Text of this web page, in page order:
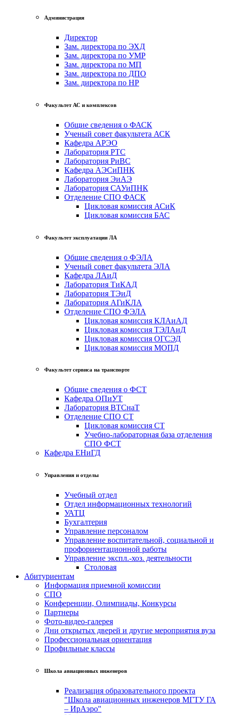
Администрация
Директор
Зам. директора по ЭХД
Зам. директора по УМР
Зам. директора по МП
Зам. директора по ДПО
Зам. директора по НР
Факультет АС и комплексов
Общие сведения о ФАСК
Ученый совет факультета АСК
Кафедра АРЭО
Лаборатория РТС
Лаборатория РиВС
Кафедра АЭСиПНК
Лаборатория ЭиАЭ
Лаборатория САУиПНК
Отделение СПО ФАСК
Цикловая комиссия АСиК
Цикловая комиссия БАС
Факультет эксплуатации ЛА
Общие сведения о ФЭЛА
Ученый совет факультета ЭЛА
Кафедра ЛАиД
Лаборатория ТиКАД
Лаборатория ТЭиД
Лаборатория АГиКЛА
Отделение СПО ФЭЛА
Цикловая комиссия КЛАиАД
Цикловая комиссия ТЭЛАиД
Цикловая комиссия ОГСЭД
Цикловая комиссия МОПД
Факультет сервиса на транспорте
Общие сведения о ФСТ
Кафедра ОПиУТ
Лаборатория ВТСнаТ
Отделение СПО СТ
Цикловая комиссия СТ
Учебно-лабораторная база отделения
СПО ФСТ
Кафедра ЕНиГД
Управления и отделы
Учебный отдел
Отдел информационных технологий
УАТЦ
Бухгалтерия
Управление персоналом
Управление воспитательной, социальной и
профориентационной работы
Управление экспл.-хоз. деятельности
Столовая
Абитуриентам
Информация приемной комиссии
СПО
Конференции, Олимпиады, Конкурсы
Партнеры
Фото-видео-галерея
Дни открытых дверей и другие мероприятия вуза
Профессиональная ориентация
Профильные классы
Школа авиационных инженеров
Реализация образовательного проекта
"Школа авиационных инженеров МГТУ ГА
– ИрАэро"